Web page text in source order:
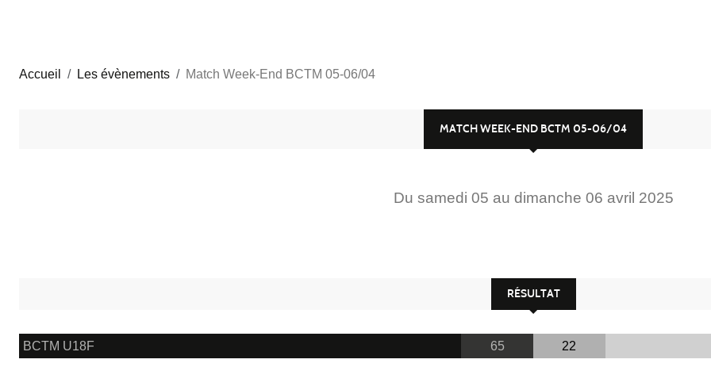
Accueil Les évènements Match Week-End BCTM 05-06/04
MATCH WEEK-END BCTM 05-06/04
Du samedi 05 au dimanche 06 avril 2025
RÉSULTAT
BCTM U18F 65 22